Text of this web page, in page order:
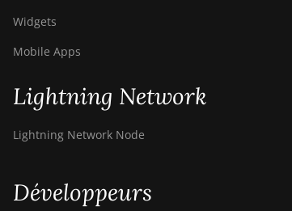
Widgets
Mobile Apps
Lightning Network
Lightning Network Node
Développeurs